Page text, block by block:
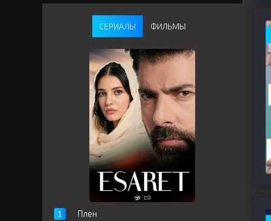
СЕРИАЛЫ ФИЛЬМЫ
Плен